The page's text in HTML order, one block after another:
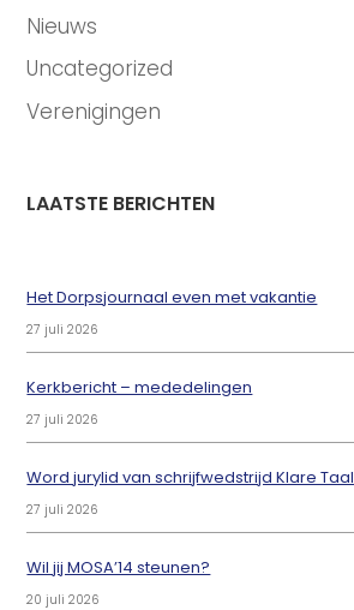
Nieuws
Uncategorized
Verenigingen
LAATSTE BERICHTEN
Het Dorpsjournaal even met vakantie
27 juli 2026
Kerkbericht – mededelingen
27 juli 2026
Word jurylid van schrijfwedstrijd Klare Taal
27 juli 2026
Wil jij MOSA’14 steunen?
20 juli 2026